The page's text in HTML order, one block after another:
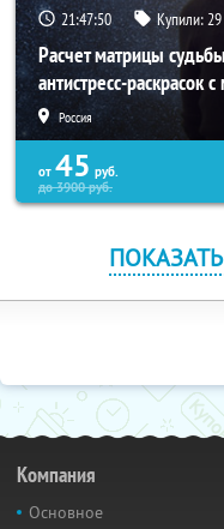
21:47:49 Купили:29
Расчет матрицы
антистресс-раскрасок
Россия
от 45 руб.
до3900руб.
Компания
Основное